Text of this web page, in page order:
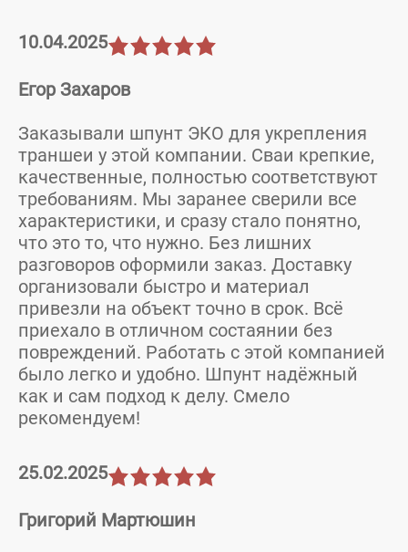
10.04.2025
Егор Захаров
Заказывали шпунт ЭКО для укрепления
траншеи у этой компании. Сваи крепкие,
качественные, полностью соответствуют
требованиям. Мы заранее сверили все
характеристики, и сразу стало понятно,
что это то, что нужно. Без лишних
разговоров оформили заказ. Доставку
организовали быстро и материал
привезли на объект точно в срок. Всё
приехало в отличном состаянии без
повреждений. Работать с этой компанией
было легко и удобно. Шпунт надёжный
как и сам подход к делу. Смело
рекомендуем!
25.02.2025
Григорий Мартюшин